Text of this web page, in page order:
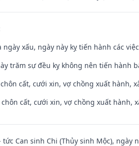
ngày xấu, ngày này kỵ tiến hành các
trăm sự đều kỵ không nên tiến hành
chôn cất, cưới xin, vợ chồng xuất hành,
chôn cất, cưới xin, vợ chồng xuất hành,
tức Can sinh Chi (Thủy sinh Mộc), ngày